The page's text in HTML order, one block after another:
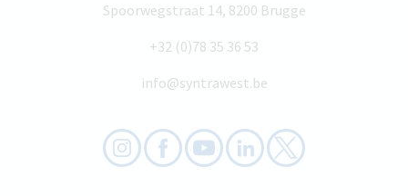
Spoorwegstraat 14, 8200 Brugge
+32 (0)78 35 36 53
info@syntrawest.be